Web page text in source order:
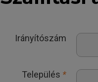
Irányítószám
Település *